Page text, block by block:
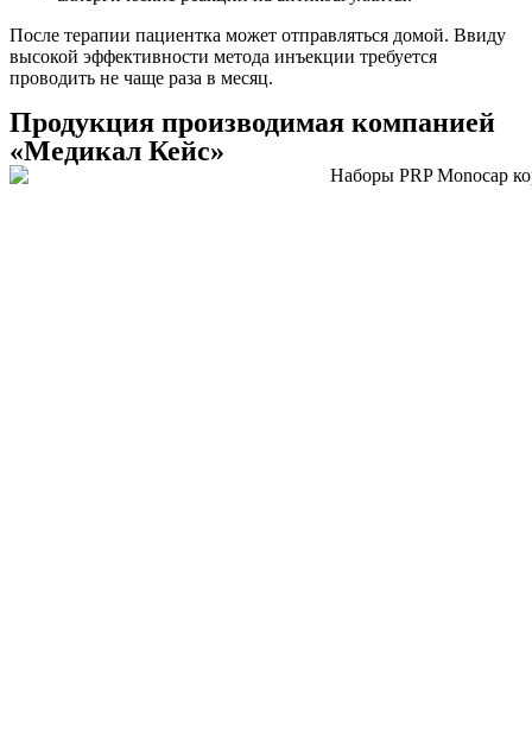
После терапии пациентка может отправляться домой. Ввиду
высокой эффективности метода инъекции требуется
проводить не чаще раза в месяц.
Продукция производимая компанией
«Медикал Кейс»